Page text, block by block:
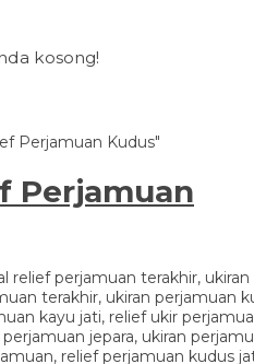
kosong!
Perjamuan Kudus"
Perjamuan